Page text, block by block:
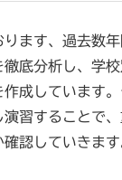
ます、過去数
徹底分析し、学
成しています
習することで
認していきます